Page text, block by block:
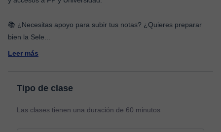
📚 ¿Necesitas apoyo para subir tus notas? ¿Quieres preparar
bien la Sele
Leer más
Tipo de clase
Las clases tienen una duración de 60 minutos